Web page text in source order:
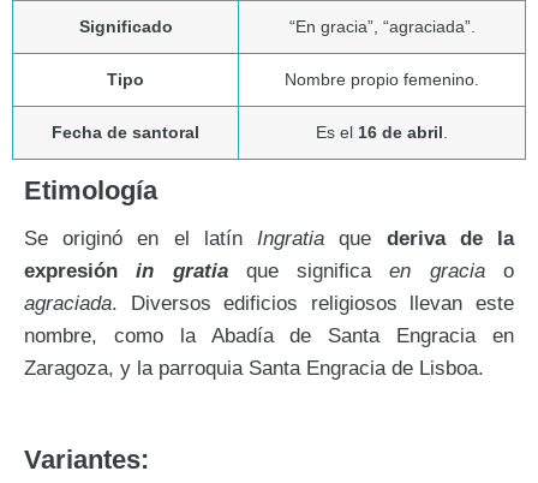
Significado “En gracia”, “agraciada”.
Tipo Nombre propio femenino.
Fecha de santoral Es el 16 de abril
Etimología
Se originó en el latínIngratia que deriva de la
expresiónin gratiaque significaen graciao
agraciada. Diversos edificios religiosos llevan este
nombre, como la Abadía de Santa Engracia en
Zaragoza, y la parroquia Santa Engracia de Lisboa.
Variantes: